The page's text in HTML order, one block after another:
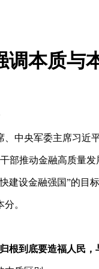
调本质与
央军委主席习近
推动金融高质量发
金融强国”的目
。
根到底要造福人民